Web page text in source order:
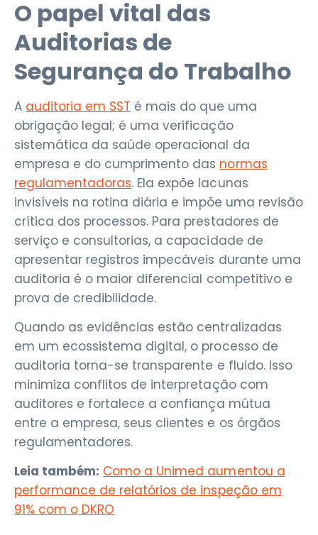
O papel vital das
Auditorias de
Segurança do Trabalho
A auditoria em SST é mais do que uma
obrigação legal; é uma verificação
sistemática da saúde operacional da
empresa e do cumprimento das normas
regulamentadoras. Ela expõe lacunas
invisíveis na rotina diária e impõe uma revisão
crítica dos processos. Para prestadores de
serviço e consultorias, a capacidade de
apresentar registros impecáveis durante uma
auditoria é o maior diferencial competitivo e
prova de credibilidade.
Quando as evidências estão centralizadas
em um ecossistema digital, o processo de
auditoria torna-se transparente e fluido. Isso
minimiza conflitos de interpretação com
auditores e fortalece a confiança mútua
entre a empresa, seus clientes e os órgãos
regulamentadores.
Leia também: Como a Unimed aumentou a
performance de relatórios de inspeção em
91% com o DKRO